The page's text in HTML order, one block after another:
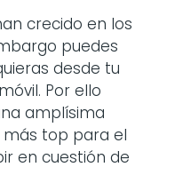
crecido en los
puedes
desde tu
Por ello
amplísima
top para el
en cuestión de